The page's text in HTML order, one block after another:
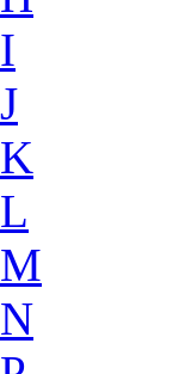
I
J
K
L
M
N